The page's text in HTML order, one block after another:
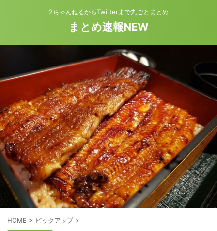
2ちゃんねるからTwitterまで丸ごとまとめ
まとめ速報NEW
HOME > ピックアップ >